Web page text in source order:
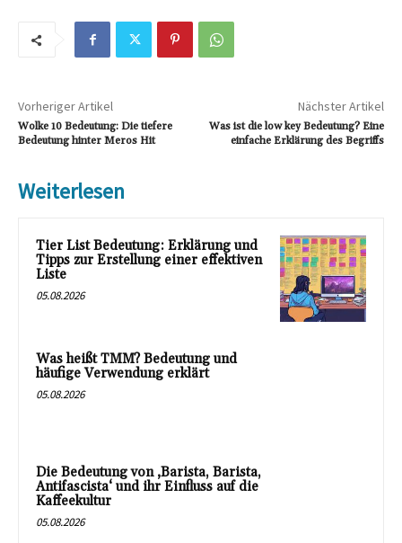
Vorheriger Artikel
Wolke 10 Bedeutung: Die tiefere
Bedeutung hinter Meros Hit
Nächster Artikel
Was ist die low key Bedeutung? Eine
einfache Erklärung des Begriffs
Weiterlesen
Tier List Bedeutung: Erklärung und
Tipps zur Erstellung einer effektiven
Liste
05.08.2026
Was heißt TMM? Bedeutung und
häufige Verwendung erklärt
05.08.2026
Die Bedeutung von ‚Barista, Barista,
Antifascista‘ und ihr Einfluss auf die
Kaffeekultur
05.08.2026